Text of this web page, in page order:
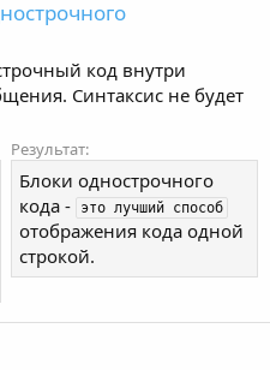
код внутри
Синтаксис не будет
Результат:
Блоки однострочного
кода -
это лучший способ
отображения кода одной
строкой.